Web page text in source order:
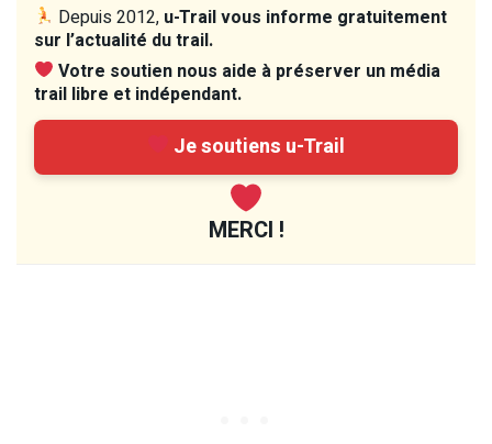
Depuis 2012, u-Trail vous informe gratuitement
sur l’actualité du trail.
Votre soutien nous aide à préserver un média
trail libre et indépendant.
Je soutiens u-Trail
MERCI !